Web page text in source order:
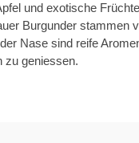
und exotische
Burgunder
Nase sind reife
zu geniessen.